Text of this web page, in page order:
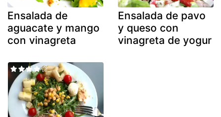
Ensalada de
aguacate y mango
con vinagreta
Ensalada de pavo
y queso con
vinagreta de yogur